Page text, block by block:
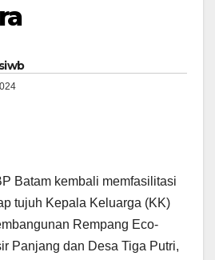
Batam kembali memfasilitasi
tujuh Kepala Keluarga (KK)
Rempang Eco-
Panjang dan Desa Tiga Putri,